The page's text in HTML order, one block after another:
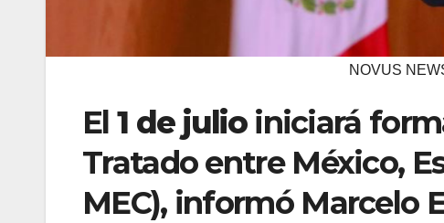
NOVUS
El 1 de julioiniciará
Tratado entre México,
MEC), informó Marcelo